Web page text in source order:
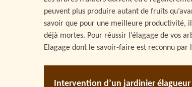
peuvent plus produire autant de fruits
savoir que pour une meilleure productivité,
déjà mortes. Pour réussir l’élagage de vos
Elagage dont le savoir-faire est reconnu
Intervention d’un jardinier élagueur